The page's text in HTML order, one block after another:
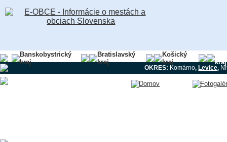
Banskobystrický
kraj
Bratislavský
kraj
Košický
kraj
kraj
OKRES: Komárno, Levice,